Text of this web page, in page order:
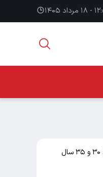
۱۴۰۵
نحوه محاسبه مستمری بازنشستگی با ۲۰، ۳۰ و ۳۵ سال